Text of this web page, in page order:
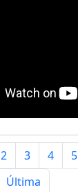
2 3 4 5
Última